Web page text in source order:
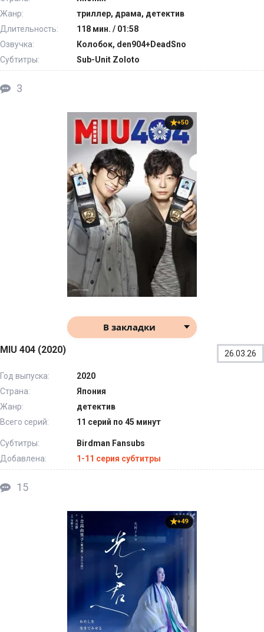
Жанр:
триллер, драма, детектив
Длительность:
118 мин. / 01:58
Озвучка:
Колобок, den904+DeadSno
Субтитры:
Sub-Unit Zoloto
3
+50
В закладки
MIU 404 (2020) 26.03.26
Год выпуска:
2020
Страна:
Япония
Жанр:
детектив
Всего серий:
11 серий по 45 минут
Субтитры:
Birdman Fansubs
Добавлена:
1-11 серия субтитры
15
+49